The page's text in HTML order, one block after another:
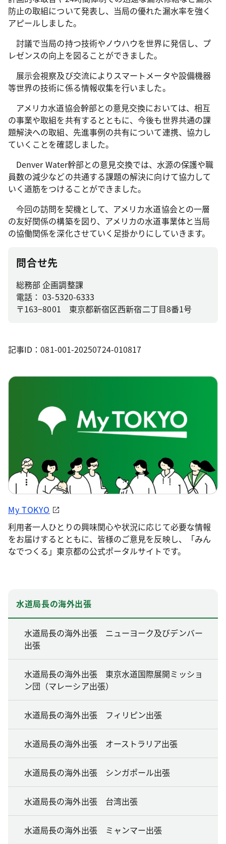
防止の取組について発表し、当局の優れた漏水率を強く
アピールしました。
討議で当局の持つ技術やノウハウを世界に発信し、プ
レゼンスの向上を図ることができました。
展示会視察及び交流によりスマートメータや設備機器
等世界の技術に係る情報収集を行いました。
アメリカ水道協会幹部との意見交換においては、相互
の事業や取組を共有するとともに、今後も世界共通の課
題解決への取組、先進事例の共有について連携、協力し
ていくことを確認しました。
Denver Water幹部との意見交換では、水源の保護や職
員数の減少などの共通する課題の解決に向けて協力して
いく道筋をつけることができました。
今回の訪問を契機として、アメリカ水道協会との一層
の友好関係の構築を図り、アメリカの水道事業体と当局
の協働関係を深化させていく足掛かりにしていきます。
問合せ先
総務部 企画調整課
電話： 03-5320-6333
〒163−8001 東京都新宿区西新宿二丁目8番1号
記事ID：081-001-20250724-010817
My TOKYO
利用者一人ひとりの興味関心や状況に応じて必要な情報
をお届けするとともに、皆様のご意見を反映し、「みん
なでつくる」東京都の公式ポータルサイトです。
水道局長の海外出張
水道局長の海外出張 ニューヨーク及びデンバー
出張
水道局長の海外出張 東京水道国際展開ミッショ
ン団（マレーシア出張）
水道局長の海外出張 フィリピン出張
水道局長の海外出張 オーストラリア出張
水道局長の海外出張 シンガポール出張
水道局長の海外出張 台湾出張
水道局長の海外出張 ミャンマー出張